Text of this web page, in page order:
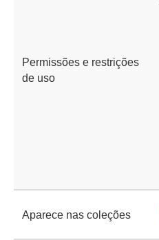
Permissões e restrições
de uso
Aparece nas coleções